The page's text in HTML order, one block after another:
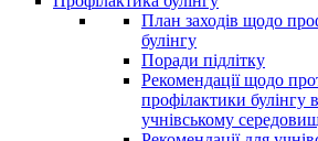
План заходів щодо
булінгу
Поради підлітку
Рекомендації щодо
профілактики булінгу в
учнівському